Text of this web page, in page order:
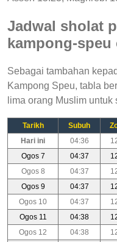
Jadwal sholat
kampong-speu
Sebagai tambahan
Kampong Speu, tabla
lima orang Muslim
Tarikh Subuh
Hari ini
04:36
Ogos 7
04:37
Ogos 8
04:37
Ogos 9
04:37
Ogos 10
04:37
Ogos 11
04:38
Ogos 12
04:38